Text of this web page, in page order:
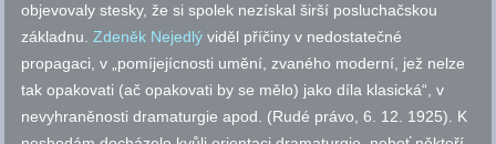
objevovaly stesky, že si spolek nezískal širší posluchačskou
základnu.Zdeněk Nejedlý viděl příčiny v nedostatečné
propagaci, v „pomíjejícnosti umění, zvaného moderní, jež nelze
tak opakovati (ač opakovati by se mělo) jako díla klasická“, v
nevyhraněnosti dramaturgieapod. (Rudé právo, 6. 12. 1925). K